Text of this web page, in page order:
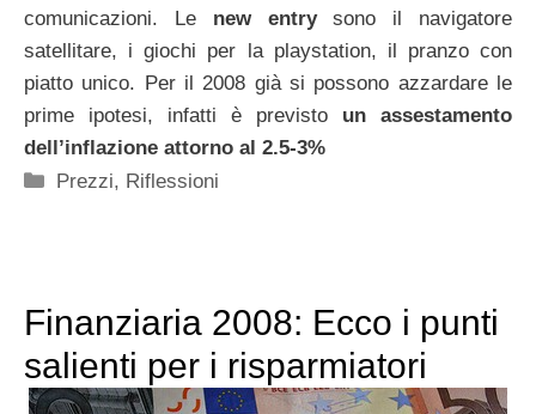
comunicazioni. Le new entrysono il navigatore
satellitare, i giochi per la playstation, il pranzo con
piatto unico. Per il 2008 già si possono azzardare le
prime ipotesi, infatti è previsto un assestamento
dell’inflazione attorno al 2.5-3%
Categorie
Prezzi, Riflessioni
Finanziaria 2008: Ecco i punti
salienti per i risparmiatori